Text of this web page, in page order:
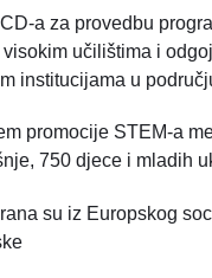
a za provedbu
učilištima i
institucijama u
promocije STEM-a
750 djece i mladih
su iz Europskog